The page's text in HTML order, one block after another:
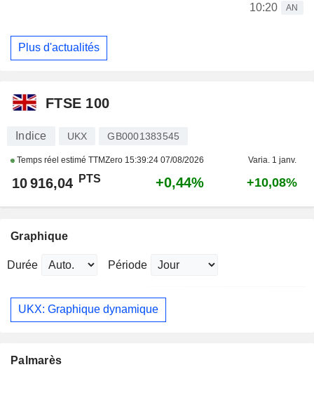
10:20
AN
Plus d'actualités
FTSE 100
Indice UKX GB0001383545
Temps réel estimé TTMZero 15:39:24 07/08/2026 Varia. 1 janv.
10 916,04 PTS +0,44% +10,08%
Graphique
Durée Période
UKX: Graphique dynamique
Palmarès